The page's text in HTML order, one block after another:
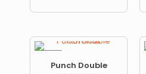
Punch Double